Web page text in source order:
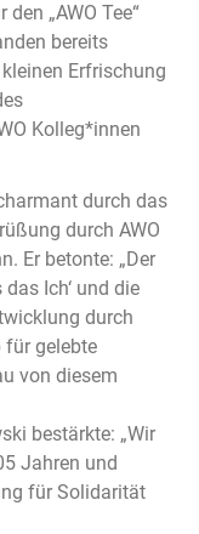
„AWO Tee“
bereits
Erfrischung
Kolleg*innen
durch das
durch AWO
Er betonte: „Der
Ich‘ und die
durch
für gelebte
von diesem
bestärkte: „Wir
Jahren und
für Solidarität